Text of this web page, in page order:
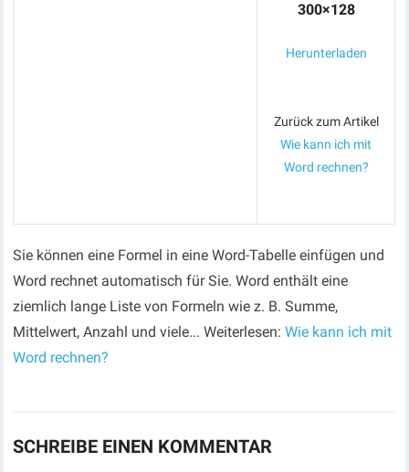
300×128
Herunterladen
Zurück zum Artikel
Wie kann ich mit
Word rechnen?
Sie können eine Formel in eine Word-Tabelle einfügen und
Word rechnet automatisch für Sie. Word enthält eine
ziemlich lange Liste von Formeln wie z. B. Summe,
Mittelwert, Anzahl und viele... Weiterlesen:Wie kann ich mit
Word rechnen?
SCHREIBE EINEN KOMMENTAR